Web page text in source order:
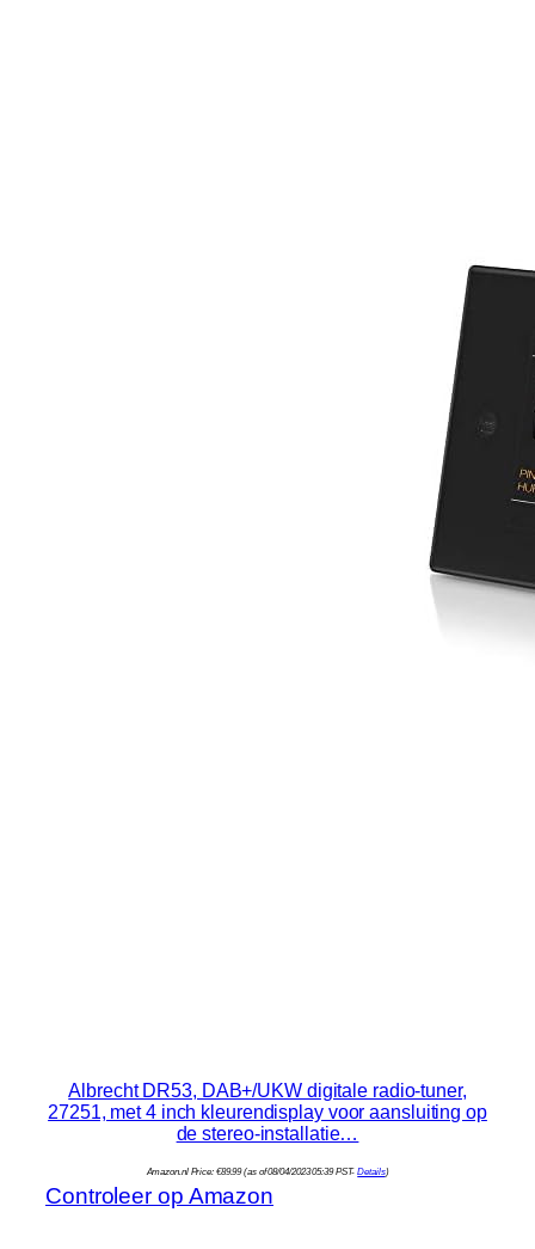
Albrecht DR53, DAB+/UKW digitale radio-tuner,
27251, met 4 inch kleurendisplay voor aansluiting op
de stereo-installatie…
Amazon.nl Price: €89.99(as of 08/04/2023 05:39 PST-Details)
Controleer op Amazon